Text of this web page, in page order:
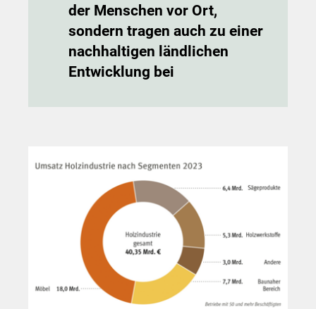
der Menschen vor Ort,
sondern tragen auch zu einer
nachhaltigen ländlichen
Entwicklung bei